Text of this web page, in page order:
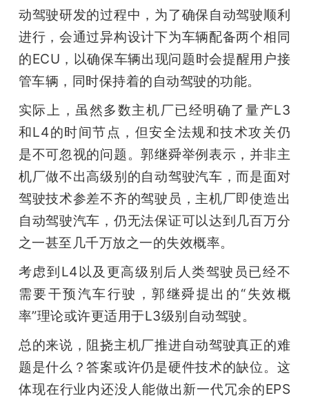
动驾驶研发的过程中，为了确保自动驾驶顺利
进行，会通过异构设计下为车辆配备两个相同
的ECU，以确保车辆出现问题时会提醒用户接
管车辆，同时保持着的自动驾驶的功能。
实际上，虽然多数主机厂已经明确了量产L3
和L4的时间节点，但安全法规和技术攻关仍
是不可忽视的问题。郭继舜举例表示，并非主
机厂做不出高级别的自动驾驶汽车，而是面对
驾驶技术参差不齐的驾驶员，主机厂即使造出
自动驾驶汽车，仍无法保证可以达到几百万分
之一甚至几千万放之一的失效概率。
考虑到L4以及更高级别后人类驾驶员已经不
需要干预汽车行驶，郭继舜提出的“失效概
率”理论或许更适用于L3级别自动驾驶。
总的来说，阻挠主机厂推进自动驾驶真正的难
题是什么？答案或许仍是硬件技术的缺位。这
体现在行业内还没人能做出新一代冗余的EPS